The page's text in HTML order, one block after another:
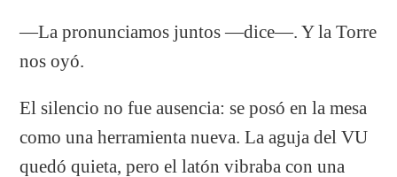
—La pronunciamos juntos —dice—. Y la Torre
nos oyó.
El silencio no fue ausencia: se posó en la mesa
como una herramienta nueva. La aguja del VU
quedó quieta, pero el latón vibraba con una